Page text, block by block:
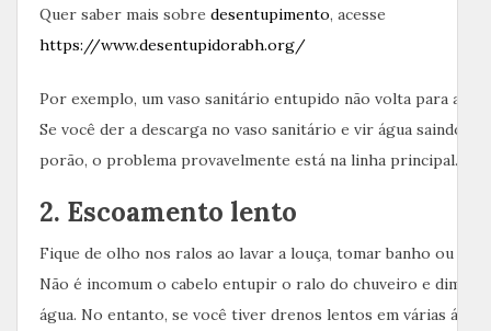
Quer saber mais sobre desentupimento, acesse
https://www.desentupidorabh.org/
Por exemplo, um vaso sanitário entupido não volta para a pia
Se você der a descarga no vaso sanitário e vir água saindo
porão, o problema provavelmente está na linha principal.
2. Escoamento lento
Fique de olho nos ralos ao lavar a louça, tomar banho ou
Não é incomum o cabelo entupir o ralo do chuveiro e
água. No entanto, se você tiver drenos lentos em várias áreas